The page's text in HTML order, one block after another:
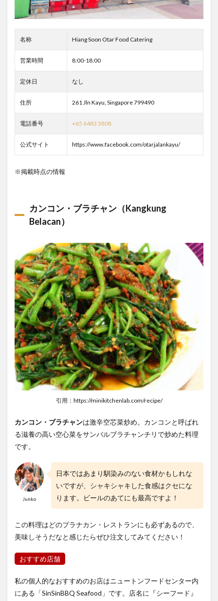
名称 Hiang Soon Otar Food Catering
営業時間 8:00-18:00
定休日 なし
住所 261 Jln Kayu, Singapore 799490
電話番号 +65 6483 3808
公式サイト https://www.facebook.com/otarjalankayu/
※掲載時点の情報
カンコン・ブラチャン（Kangkung
Belacan）
引用：https://minikitchenlab.com/recipe/
カンコン・ブラチャンは激辛空芯菜炒め。カンコンと呼ばれ
る滋養の高い空心菜をサンバルブラチャンチリで炒めた料理
です。
Junko
日本ではあまり馴染みのない食材かもしれな
いですが、シャキシャキした食感はクセにな
ります。ビールのあてにも最高ですよ！
この料理はどのプラナカン・レストランにも必ずあるので、
美味しそうだなと感じたらぜひ注文してみてください！
おすすめ店舗
私の個人的なおすすめのお店はニュートンフードセンター内
にある「SinSinBBQ Seafood」です。店名に『シーフード』